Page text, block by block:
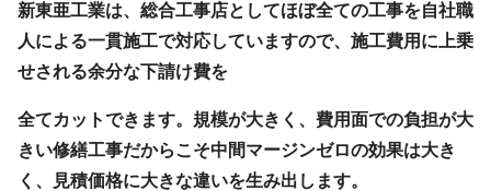
新東亜工業は、総合工事店としてほぼ全ての工事を自社職
人による一貫施工で対応していますので、施工費用に上乗
せされる余分な下請け費を
全てカットできます。規模が大きく、費用面での負担が大
きい修繕工事だからこそ中間マージンゼロの効果は大き
く、見積価格に大きな違いを生み出します。